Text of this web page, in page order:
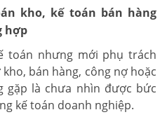
kho, kế toán bán hàng
hợp
toán nhưng mới phụ trách
bán hàng, công nợ hoặc
gặp là chưa nhìn được bức
kế toán doanh nghiệp.